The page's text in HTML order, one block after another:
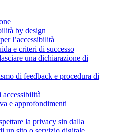
by design
l’accessibilità
e criteri di successo
una dichiarazione di
di feedback e procedura di
e approfondimenti
la privacy sin dalla